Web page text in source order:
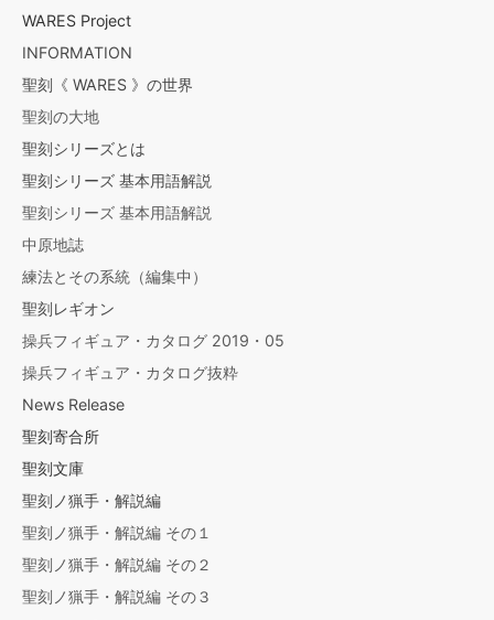
WARES Project
INFORMATION
聖刻《 WARES 》の世界
聖刻の大地
聖刻シリーズとは
聖刻シリーズ 基本用語解説
聖刻シリーズ 基本用語解説
中原地誌
練法とその系統（編集中）
聖刻レギオン
操兵フィギュア・カタログ 2019・05
操兵フィギュア・カタログ抜粋
News Release
聖刻寄合所
聖刻文庫
聖刻ノ猟手・解説編
聖刻ノ猟手・解説編 その１
聖刻ノ猟手・解説編 その２
聖刻ノ猟手・解説編 その３